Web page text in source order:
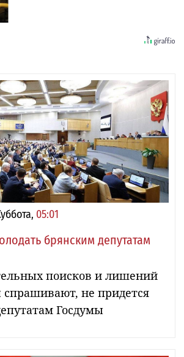
05:01
брянским депутатам
поисков и лишений
не придется
Госдумы